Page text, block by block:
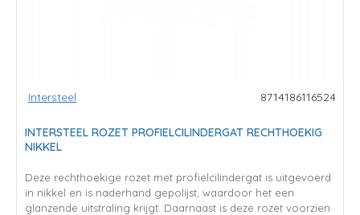
Intersteel 8714186116524
INTERSTEEL ROZET PROFIELCILINDERGAT RECHTHOEKIG
NIKKEL
Deze rechthoekige rozet met profielcilindergat is uitgevoerd
in nikkel en is naderhand gepolijst, waardoor het een
glanzende uitstraling krijgt. Daarnaast is deze rozet voorzien